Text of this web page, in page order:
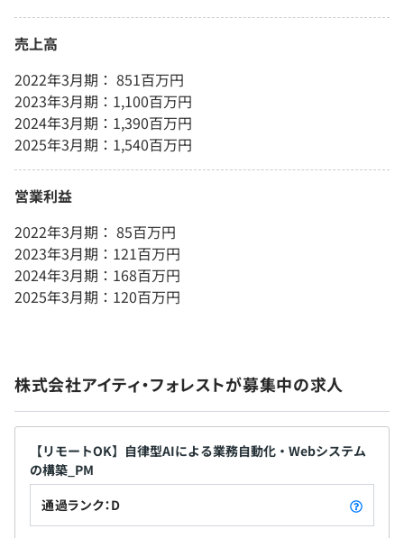
売上高
2022年3月期： 851百万円
2023年3月期：1,100百万円
2024年3月期：1,390百万円
2025年3月期：1,540百万円
営業利益
2022年3月期： 85百万円
2023年3月期：121百万円
2024年3月期：168百万円
2025年3月期：120百万円
株式会社アイティ・フォレストが募集中の求人
【リモートOK】自律型AIによる業務自動化・Webシステム
の構築_PM
通過ランク：D